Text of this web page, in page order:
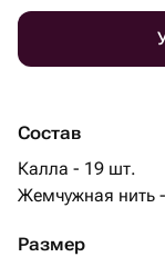
Состав
Калла - 19 шт.
Жемчужная нить
Размер